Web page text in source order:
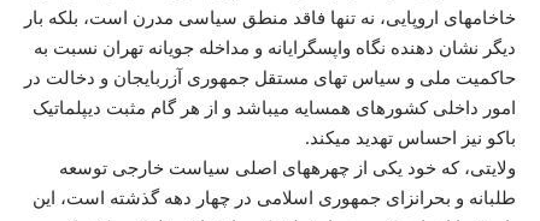
خاخامهای اروپایی، نه تنها فاقد منطق سیاسی مدرن است، بلکه بار
دیگر نشان دهنده نگاه واپسگرایانه و مداخله جویانه تهران نسبت به
حاکمیت ملی و سیاس تهای مستقل جمهوری آزربایجان و دخالت در
امور داخلی کشورهای همسایه میباشد و از هر گام مثبت دیپلماتیک
باکو نیز احساس تهدید میکند.
ولایتی، که خود یکی از چهرههای اصلی سیاست خارجی توسعه
طلبانه و بحرانزای جمهوری اسلامی در چهار دهه گذشته است، این